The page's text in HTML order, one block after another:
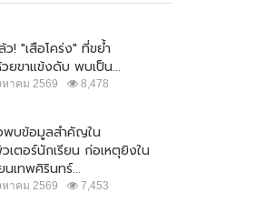
ว! "เสือโคร่ง" ที่ขย้ำ
ยขาแข้งดับ พบเป็น...
หาคม 2569 8,478
พบข้อมูลสำคัญใน
เตอร์นักเรียน ก่อเหตุยิงใน
นเทพศิรินทร์...
หาคม 2569 7,453